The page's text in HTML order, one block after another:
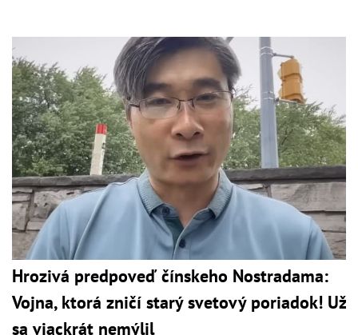
Hrozivá predpoveď čínskeho Nostradama:
Vojna, ktorá zničí starý svetový poriadok! Už
sa viackrát nemýlil